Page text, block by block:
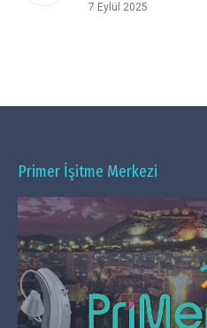
7 Eylül 2025
Primer İşitme Merkezi